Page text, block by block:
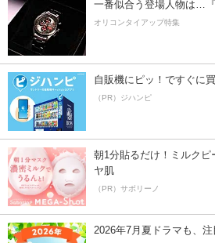
一番似合う登場人物は…
オリコンタイアップ特集
自販機にピッ！ですぐに
（PR）ジハンピ
朝1分貼るだけ！ミルク
ヤ肌
（PR）サボリーノ
2026年7月夏ドラマも、